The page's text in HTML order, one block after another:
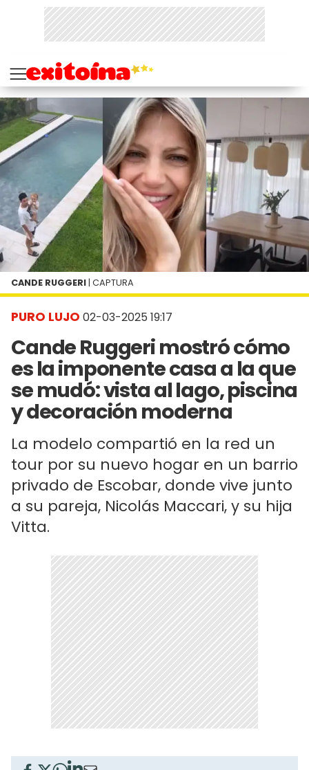
PURO LUJO 02-03-2025 19:17
Cande Ruggeri mostró cómo
es la imponente casa a la que
se mudó: vista al lago, piscina
y decoración moderna
La modelo compartió en la red un
tour por su nuevo hogar en un barrio
privado de Escobar, donde vive junto
a su pareja, Nicolás Maccari, y su hija
Vitta.
CANDE RUGGERI | CAPTURA